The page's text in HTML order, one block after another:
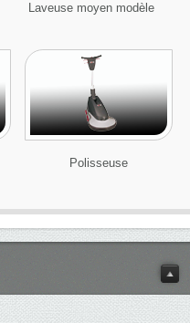
Laveuse moyen modèle
Polisseuse